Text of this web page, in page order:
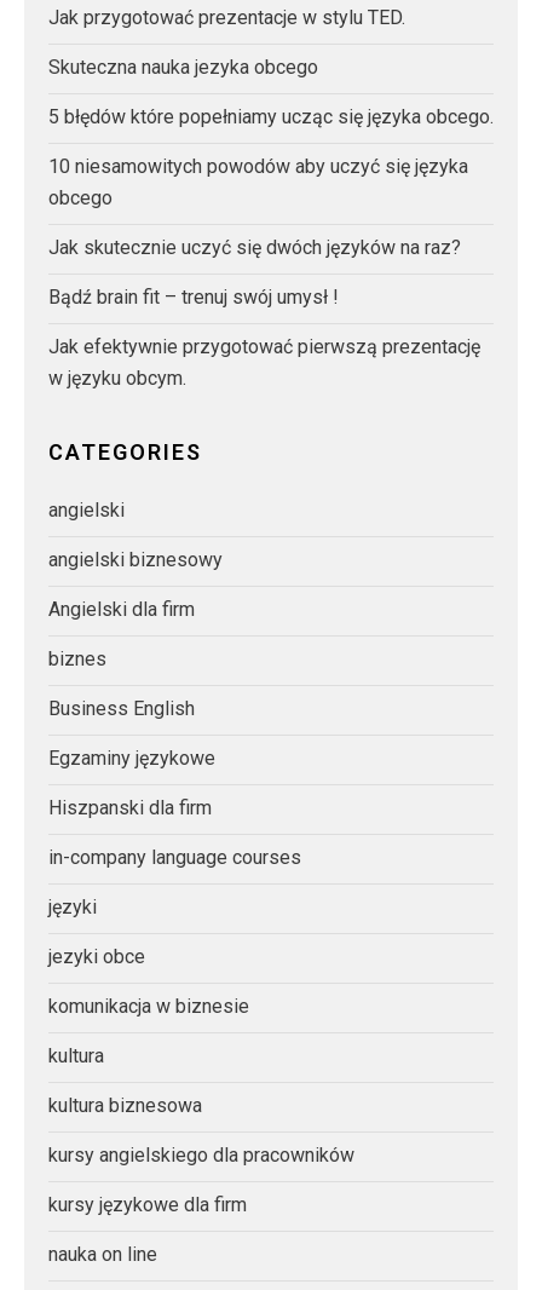
Jak przygotować prezentacje w stylu TED.
Skuteczna nauka jezyka obcego
5 błędów które popełniamy ucząc się języka obcego.
10 niesamowitych powodów aby uczyć się języka
obcego
Jak skutecznie uczyć się dwóch języków na raz?
Bądź brain fit – trenuj swój umysł !
Jak efektywnie przygotować pierwszą prezentację
w języku obcym.
CATEGORIES
angielski
angielski biznesowy
Angielski dla firm
biznes
Business English
Egzaminy językowe
Hiszpanski dla firm
in-company language courses
języki
jezyki obce
komunikacja w biznesie
kultura
kultura biznesowa
kursy angielskiego dla pracowników
kursy językowe dla firm
nauka on line